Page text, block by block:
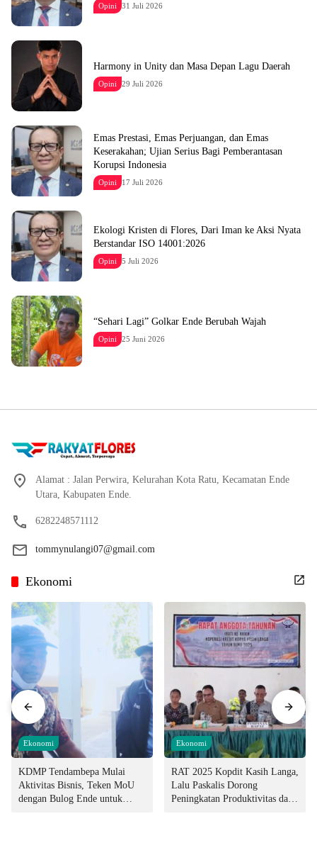
Opini 31 Juli 2026
Harmony in Unity dan Masa Depan Lagu Daerah
Opini 29 Juli 2026
Emas Prestasi, Emas Perjuangan, dan Emas
Keserakahan; Ujian Serius Bagi Pemberantasan
Korupsi Indonesia
Opini 17 Juli 2026
Ekologi Kristen di Flores, Dari Iman ke Aksi Nyata
Berstandar ISO 14001:2026
Opini 5 Juli 2026
“Sehari Lagi” Golkar Ende Berubah Wajah
Opini 25 Juni 2026
Alamat : Jalan Perwira, Kelurahan Kota Ratu, Kecamatan Ende
Utara, Kabupaten Ende.
6282248571112
tommynulangi07@gmail.com
Ekonomi
Ekonomi
KDMP Tendambepa Mulai
Aktivitas Bisnis, Teken MoU
dengan Bulog Ende untuk
Ekonomi
RAT 2025 Kopdit Kasih Langa,
Lalu Paskalis Dorong
Peningkatan Produktivitas dan